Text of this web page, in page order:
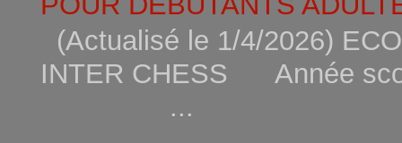
(Actualisé le 1/4/2026)
INTER CHESS Année
...